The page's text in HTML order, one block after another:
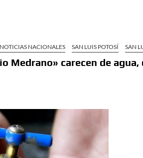
NOTICIAS NACIONALES SAN LUIS POTOSÍ SAN
Medrano» carecen de agua,